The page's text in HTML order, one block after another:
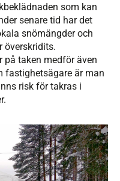
som kan
senare tid har det
snömängder och
överskridits.
på taken medför även
fastighetsägare är man
risk för takras i